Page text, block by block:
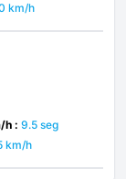
km/h
h : 9.5 seg
km/h